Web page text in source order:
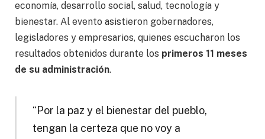
economía, desarrollo social, salud, tecnología y
bienestar. Al evento asistieron gobernadores,
legisladores y empresarios, quienes escucharon los
resultados obtenidos durante los primeros 11 meses
de su administración.
“Por la paz y el bienestar del pueblo,
tengan la certeza que no voy a